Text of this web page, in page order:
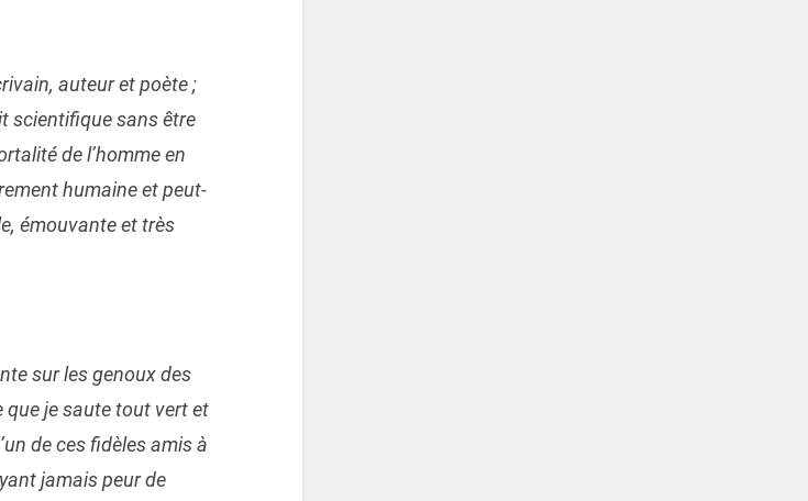
auteur et poète ;
scientifique sans être
de l’homme en
humaine et peut-
émouvante et très
sur les genoux des
que je saute tout vert et
de ces fidèles amis à
jamais peur de